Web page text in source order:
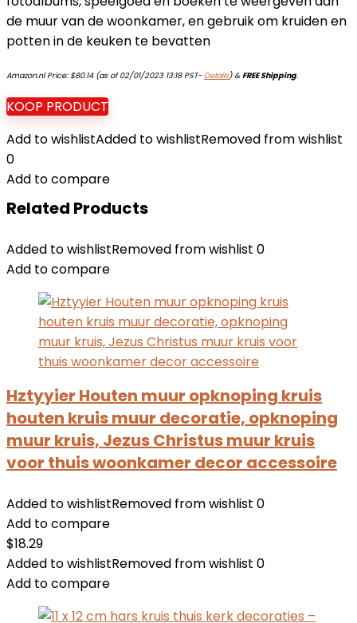
de muur van de woonkamer, en gebruik om kruiden en
potten in de keuken te bevatten
Amazon.nl Price: $80.14(as of 02/01/2023 13:18 PST-Details)&FREE Shipping.
KOOP PRODUCT
Add to wishlistAdded to wishlistRemoved from wishlist
0
Add to compare
Related Products
Added to wishlistRemoved from wishlist 0
Add to compare
Hztyyier Houten muur opknoping kruis
houten kruis muur decoratie, opknoping
muur kruis, Jezus Christus muur kruis
voor thuis woonkamer decor accessoire
Added to wishlistRemoved from wishlist 0
Add to compare
$18.29
Added to wishlistRemoved from wishlist 0
Add to compare